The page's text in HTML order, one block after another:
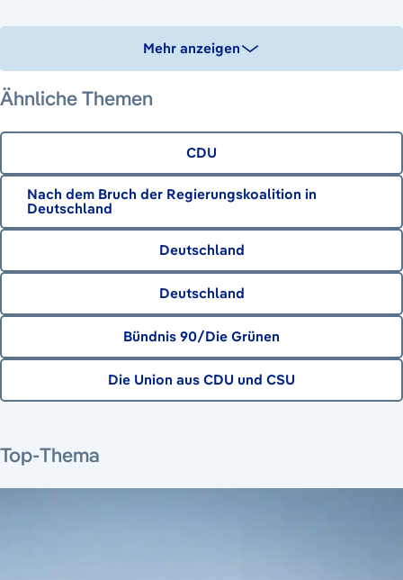
Mehr anzeigen
Ähnliche Themen
CDU
Nach dem Bruch der Regierungskoalition in
Deutschland
Deutschland
Deutschland
Bündnis 90/Die Grünen
Die Union aus CDU und CSU
Top-Thema
7. August 2026